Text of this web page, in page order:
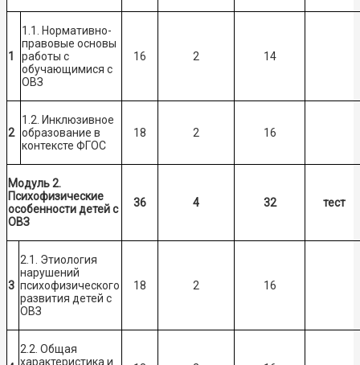
1
1.1. Нормативно-
правовые основы
работы с
обучающимися с
ОВЗ
16 2 14
2
1.2. Инклюзивное
образование в
контексте ФГОС
18 2 16
Модуль 2.
Психофизические
особенности детей с
ОВЗ
36 4 32 тест
3
2.1. Этиология
нарушений
психофизического
развития детей с
ОВЗ
18 2 16
2.2. Общая
характеристика и